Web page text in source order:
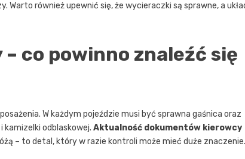
Warto również upewnić się, że wycieraczki są sprawne, a
co powinno znaleźć się
W każdym pojeździe musi być sprawna gaśnica oraz
odblaskowej. Aktualność dokumentów kierowcy
– to detal, który w razie kontroli może mieć duże znaczenie.